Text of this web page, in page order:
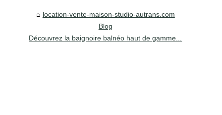
location-vente-maison-studio-autrans.com
Blog
Découvrez la baignoire balnéo haut de gamme...